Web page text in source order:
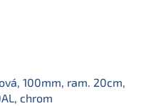
100mm, ram. 20cm,
chrom